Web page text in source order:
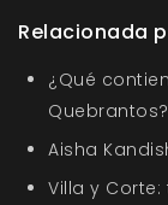
Relacionada
¿Qué
Quebrantos?
Aisha
Villa y